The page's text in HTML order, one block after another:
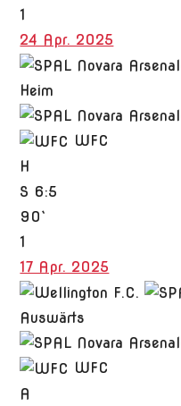
1
24 Apr. 2025
Heim
WFC
H
S 6:5
90`
1
17 Apr. 2025
Auswärts
WFC
A